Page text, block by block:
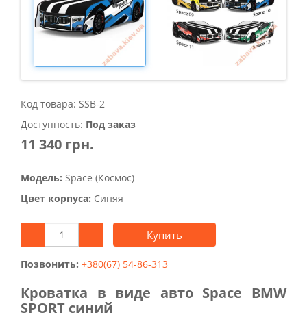
Код товара: SSB-2
Доступность: Под заказ
11 340 грн.
Модель: Space (Космос)
Цвет корпуса: Синяя
Купить
Позвонить: +380(67) 54-86-313
Кроватка в виде авто Space BMW
SPORT синий